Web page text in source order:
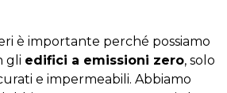
è importante perché possiamo
gli edifici a emissioni zero, solo
e impermeabili. Abbiamo